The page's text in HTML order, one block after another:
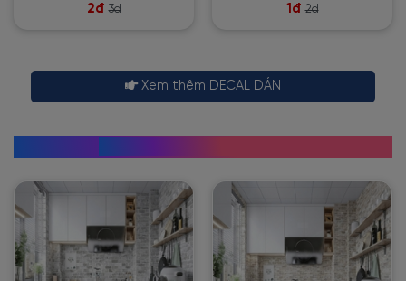
2đ 3đ
1đ 2đ
Xem thêm DECAL DÁN